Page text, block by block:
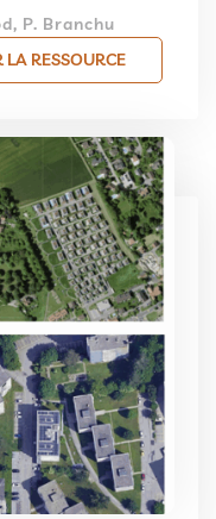
P. Branchu
LA RESSOURCE